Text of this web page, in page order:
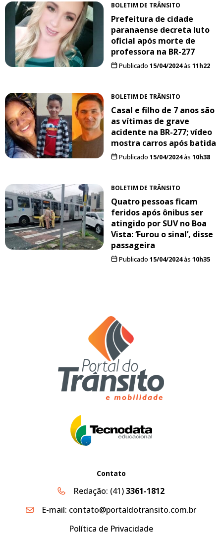
BOLETIM DE TRÂNSITO
Prefeitura de cidade
paranaense decreta luto
oficial após morte de
professora na BR-277
Publicado 15/04/2024às 11h22
BOLETIM DE TRÂNSITO
Casal e filho de 7 anos são
as vítimas de grave
acidente na BR-277; vídeo
mostra carros após batida
Publicado 15/04/2024às 10h38
BOLETIM DE TRÂNSITO
Quatro pessoas ficam
feridos após ônibus ser
atingido por SUV no Boa
Vista: ‘Furou o sinal’, disse
passageira
Publicado 15/04/2024às 10h35
Contato
Redação: (41)3361-1812
E-mail: contato@portaldotransito.com.br
Política de Privacidade